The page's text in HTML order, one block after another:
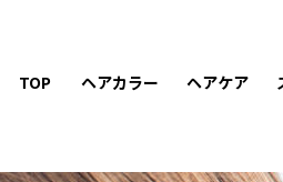
TOP ヘアカラー ヘアケア